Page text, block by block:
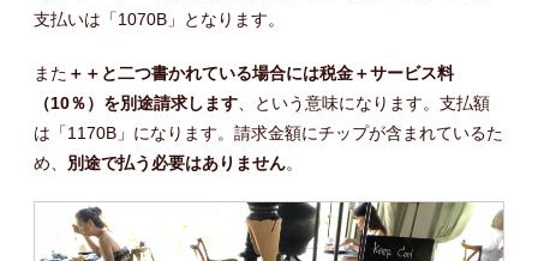
支払いは「1070B」となります。
また ＋＋と二つ書かれている場合には税金＋サービス料
（10％）を別途請求します 、という意味になります。支払額
は「1170B」になります。請求金額にチップが含まれているた
め、 別途で払う必要はありません。